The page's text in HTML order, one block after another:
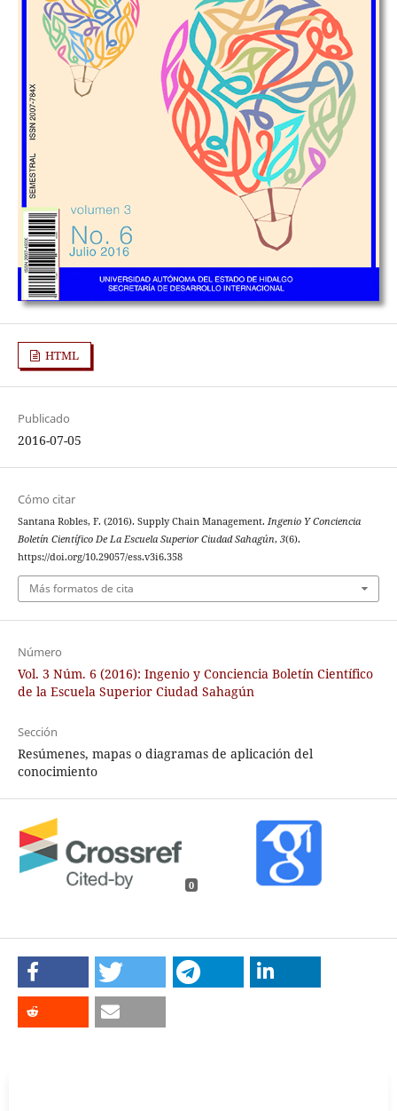
HTML
Publicado
2016-07-05
Cómo citar
Santana Robles, F. (2016). Supply Chain Management. Ingenio Y Conciencia
Boletín Científico De La Escuela Superior Ciudad Sahagún, 3(6).
https://doi.org/10.29057/ess.v3i6.358
Más formatos de cita
Número
Vol. 3 Núm. 6 (2016): Ingenio y Conciencia Boletín Científico
de la Escuela Superior Ciudad Sahagún
Sección
Resúmenes, mapas o diagramas de aplicación del
conocimiento
0